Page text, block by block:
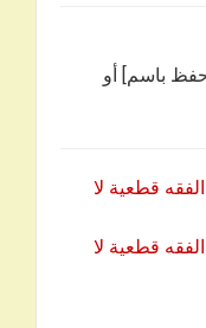
باسم] أو
قطعية لا
قطعية لا